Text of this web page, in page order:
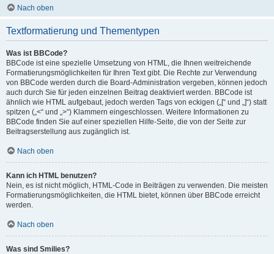
Nach oben
Textformatierung und Thementypen
Was ist BBCode?
BBCode ist eine spezielle Umsetzung von HTML, die Ihnen weitreichende
Formatierungsmöglichkeiten für Ihren Text gibt. Die Rechte zur Verwendung
von BBCode werden durch die Board-Administration vergeben, können jedoch
auch durch Sie für jeden einzelnen Beitrag deaktiviert werden. BBCode ist
ähnlich wie HTML aufgebaut, jedoch werden Tags von eckigen („[“ und „]“) statt
spitzen („<“ und „>“) Klammern eingeschlossen. Weitere Informationen zu
BBCode finden Sie auf einer speziellen Hilfe-Seite, die von der Seite zur
Beitragserstellung aus zugänglich ist.
Nach oben
Kann ich HTML benutzen?
Nein, es ist nicht möglich, HTML-Code in Beiträgen zu verwenden. Die meisten
Formatierungsmöglichkeiten, die HTML bietet, können über BBCode erreicht
werden.
Nach oben
Was sind Smilies?